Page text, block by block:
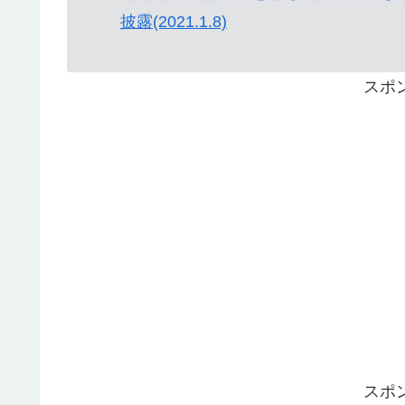
披露(2021.1.8)
スポ
スポ